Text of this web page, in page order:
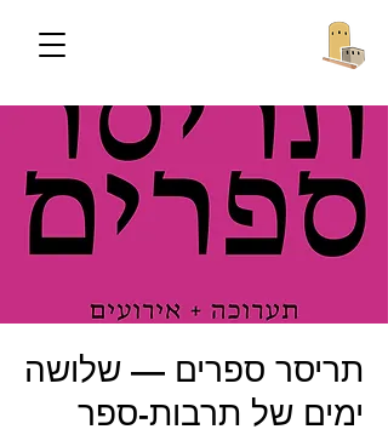
תריסר ספרים — שלושה
ימים של תרבות-ספר